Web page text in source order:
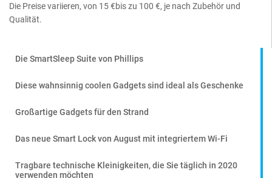
Die Preise variieren, von 15 €bis zu 100 €, je nach Zubehör und
Qualität.
Die SmartSleep Suite von Phillips
Diese wahnsinnig coolen Gadgets sind ideal als Geschenke
Großartige Gadgets für den Strand
Das neue Smart Lock von August mit integriertem Wi-Fi
Tragbare technische Kleinigkeiten, die Sie täglich in 2020
verwenden möchten